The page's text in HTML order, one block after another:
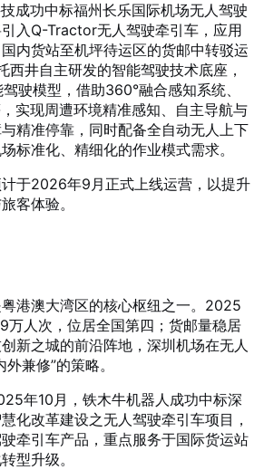
成功中标福州长乐国际机场无人驾驶
入Q-Tractor无人驾驶牵引车，应用
内货站至机坪待运区的货邮中转驳运
井自主研发的智能驾驶技术底座，
驶模型，借助360°融合感知系统、
实现周遭环境精准感知、自主导航与
精准停靠，同时配备全自动无人上下
标准化、精细化的作业模式需求。
于2026年9月正式上线运营，以提升
客体验。
港澳大湾区的核心枢纽之一。2025
万人次，位居全国第四；货邮量稳居
新之城的前沿阵地，深圳机场在无人
兼修”的策略。
年10月，铁木牛机器人成功中标深
化改革建设之无人驾驶牵引车项目，
牵引车产品，重点服务于国际货运站
型升级。